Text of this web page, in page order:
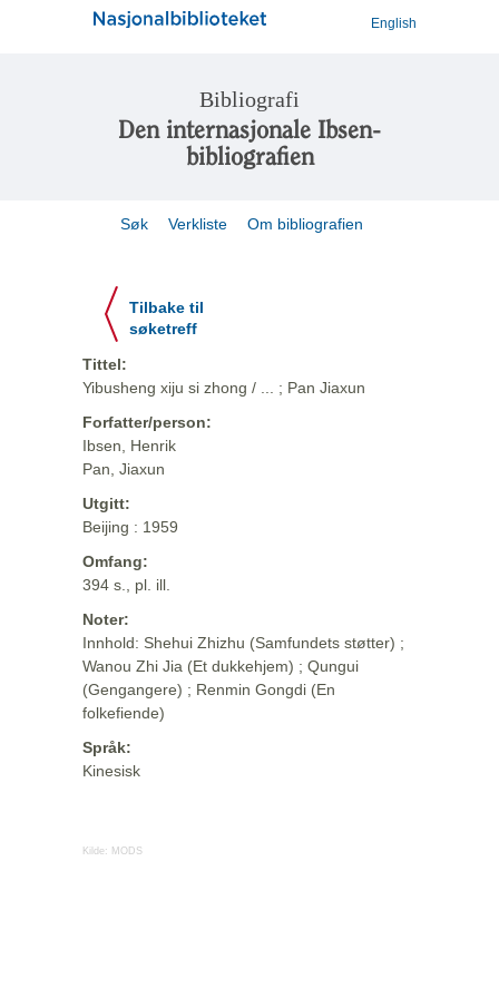
English
Bibliografi
Den internasjonale Ibsen-
bibliografien
Søk Verkliste Om bibliografien
Tilbake til
søketreff
Tittel:
Yibusheng xiju si zhong / ... ; Pan Jiaxun
Forfatter/person:
Ibsen, Henrik
Pan, Jiaxun
Utgitt:
Beijing : 1959
Omfang:
394 s., pl. ill.
Noter:
Innhold: Shehui Zhizhu (Samfundets støtter) ;
Wanou Zhi Jia (Et dukkehjem) ; Qungui
(Gengangere) ; Renmin Gongdi (En
folkefiende)
Språk:
Kinesisk
Kilde: MODS